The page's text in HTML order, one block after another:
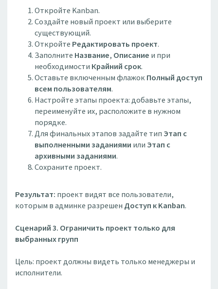
Откройте Kanban.
Создайте новый проект или выберите
существующий.
Откройте Редактировать проект.
Заполните Название, Описание и при
необходимости Крайний срок.
Оставьте включенным флажокПолный доступ
всем пользователям.
Настройте этапы проекта: добавьте этапы,
переименуйте их, расположите в нужном
порядке.
Для финальных этапов задайте тип Этап с
выполненными заданиями или Этап с
архивными заданиями.
Сохраните проект.
Результат: проект видят все пользователи,
которым в админке разрешен Доступ к Kanban.
Сценарий 3. Ограничить проект только для
выбранных групп
Цель: проект должны видеть только менеджеры и
исполнители.